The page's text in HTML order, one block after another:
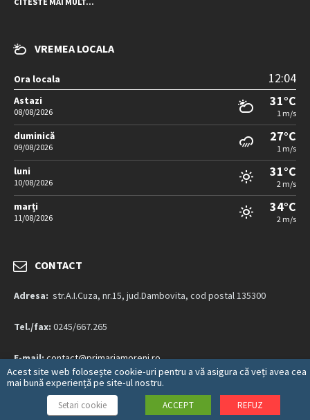
VREMEA LOCALA
Ora locala 12:04
Astazi
08/08/2026
31°C
1 m/s
duminică
09/08/2026
27°C
1 m/s
luni
10/08/2026
31°C
2 m/s
marți
11/08/2026
34°C
2 m/s
CONTACT
Adresa: str.A.I.Cuza, nr.15, jud.Dambovita, cod postal 135300
Tel./fax: 0245/667.265
E-mail:contact@primariamoreni.ro
Mai multe detalii…
Acest site web folosește cookie-uri pentru a vă asigura că veți avea cea
mai bună experiență pe site-ul nostru.
Setari cookie ACCEPT REFUZ